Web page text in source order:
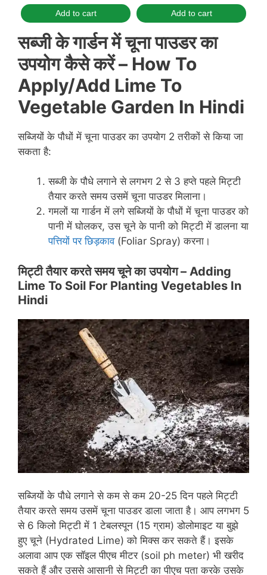
Add to cart Add to cart
सब्जी के गार्डन में चूना पाउडर का
उपयोग कैसे करें – How To
Apply/Add Lime To
Vegetable Garden In Hindi
सब्जियों के पौधों में चूना पाउडर का उपयोग 2 तरीकों से किया जा
सकता है:
सब्जी के पौधे लगाने से लगभग 2 से 3 हप्ते पहले मिट्टी
तैयार करते समय उसमें चूना पाउडर मिलाना।
गमलों या गार्डन में लगे सब्जियों के पौधों में चूना पाउडर को
पानी में घोलकर, उस चूने के पानी को मिट्टी में डालना या
पत्तियों पर छिड़काव(Foliar Spray) करना।
मिट्टी तैयार करते समय चूने का उपयोग – Adding
Lime To Soil For Planting Vegetables In
Hindi
सब्जियों के पौधे लगाने से कम से कम 20-25 दिन पहले मिट्टी
तैयार करते समय उसमें चूना पाउडर डाला जाता है। आप लगभग 5
से 6 किलो मिट्टी में 1 टेबलस्पून (15 ग्राम) डोलोमाइट या बुझे
हुए चूने (Hydrated Lime) को मिक्स कर सकते हैं। इसके
अलावा आप एक सॉइल पीएच मीटर (soil ph meter) भी खरीद
सकते हैं और उससे आसानी से मिट्टी का पीएच पता करके उसके